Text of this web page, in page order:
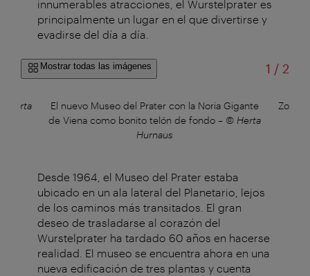
innumerables atracciones, el Wurstelprater es
principalmente un lugar en el que divertirse y
evadirse del día a día.
Mostrar todas las imágenes 1 /de
2
Herta
El nuevo Museo del Prater con la Noria Gigante
de Viena como bonito telón de fondo – © Herta
Hurnaus
Zona
Desde 1964, el Museo del Prater estaba
ubicado en un ala lateral del Planetario, lejos
de los caminos más transitados. El gran
deseo de trasladarse al corazón del
Wurstelprater ha tardado 60 años en hacerse
realidad. El museo se encuentra ahora en una
nueva edificación de tres plantas y cuenta